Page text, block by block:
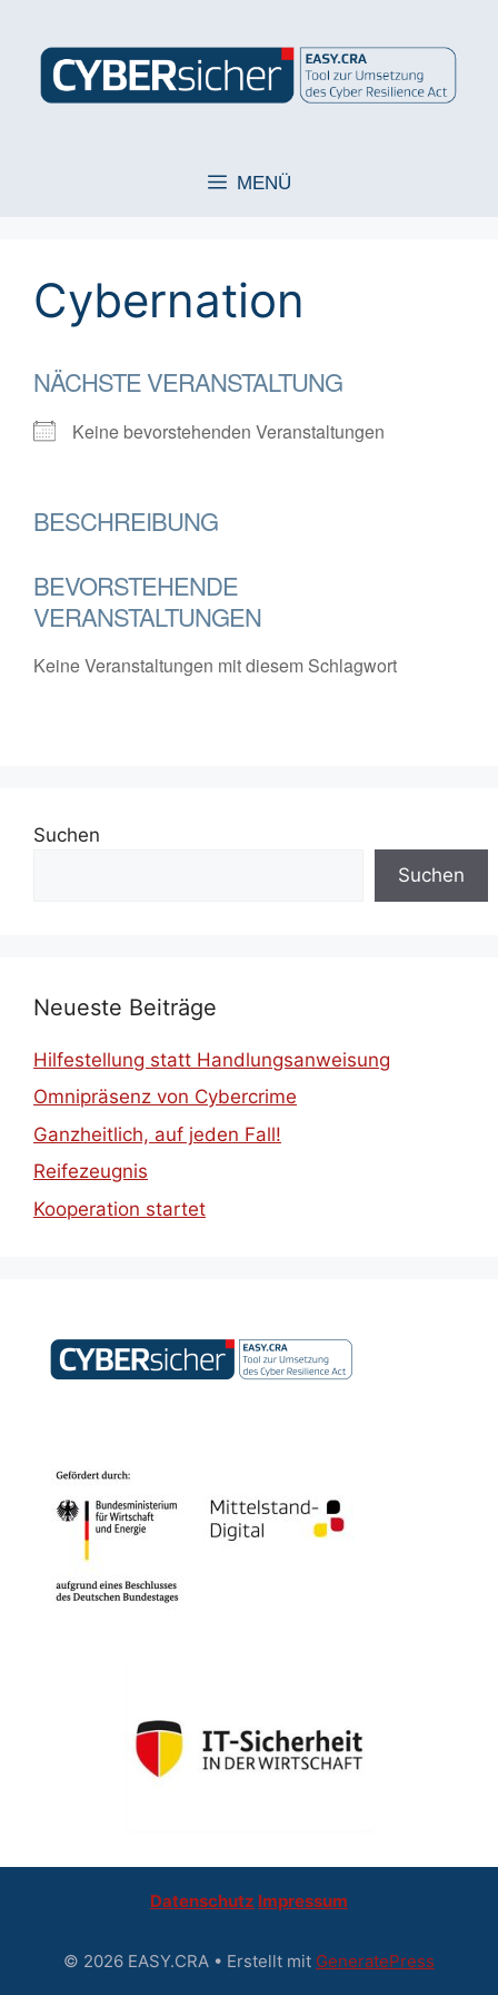
springen
MENÜ
Cybernation
NÄCHSTE VERANSTALTUNG
Keine bevorstehenden Veranstaltungen
BESCHREIBUNG
BEVORSTEHENDE
VERANSTALTUNGEN
Keine Veranstaltungen mit diesem Schlagwort
Suchen
Suchen
Neueste Beiträge
Hilfestellung statt Handlungsanweisung
Omnipräsenz von Cybercrime
Ganzheitlich, auf jeden Fall!
Reifezeugnis
Kooperation startet
Datenschutz Impressum
© 2026 EASY.CRA • Erstellt mit GeneratePress